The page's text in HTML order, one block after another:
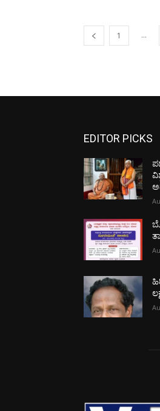
1 ...
EDITOR PICKS